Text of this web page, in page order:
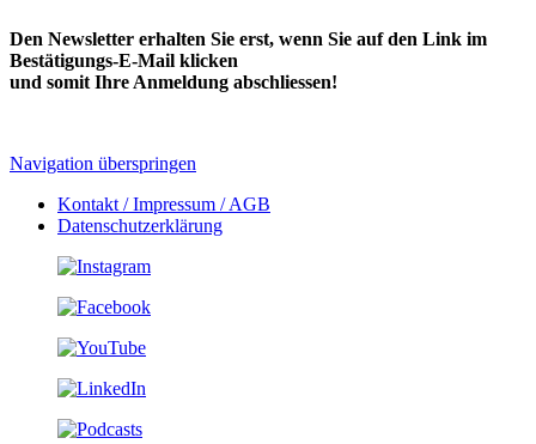
Den Newsletter erhalten Sie erst, wenn Sie auf den Link im
Bestätigungs-E-Mail klicken
und somit Ihre Anmeldung abschliessen!
Navigation überspringen
Kontakt / Impressum / AGB
Datenschutzerklärung